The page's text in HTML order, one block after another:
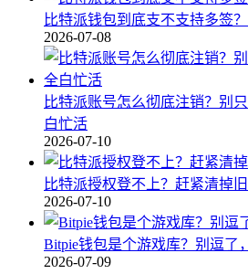
比特派钱包到底支不支持多签
2026-07-08
比特派账号怎么彻底注销？别
白忙活
2026-07-10
比特派授权登不上？赶紧清掉
2026-07-10
Bitpie钱包是个游戏库？别逗了
2026-07-09